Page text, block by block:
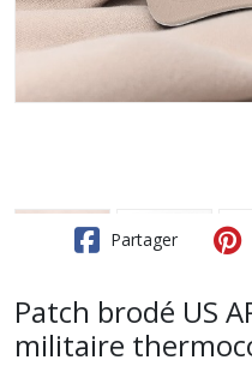
Partager
Patch brodé US
militaire